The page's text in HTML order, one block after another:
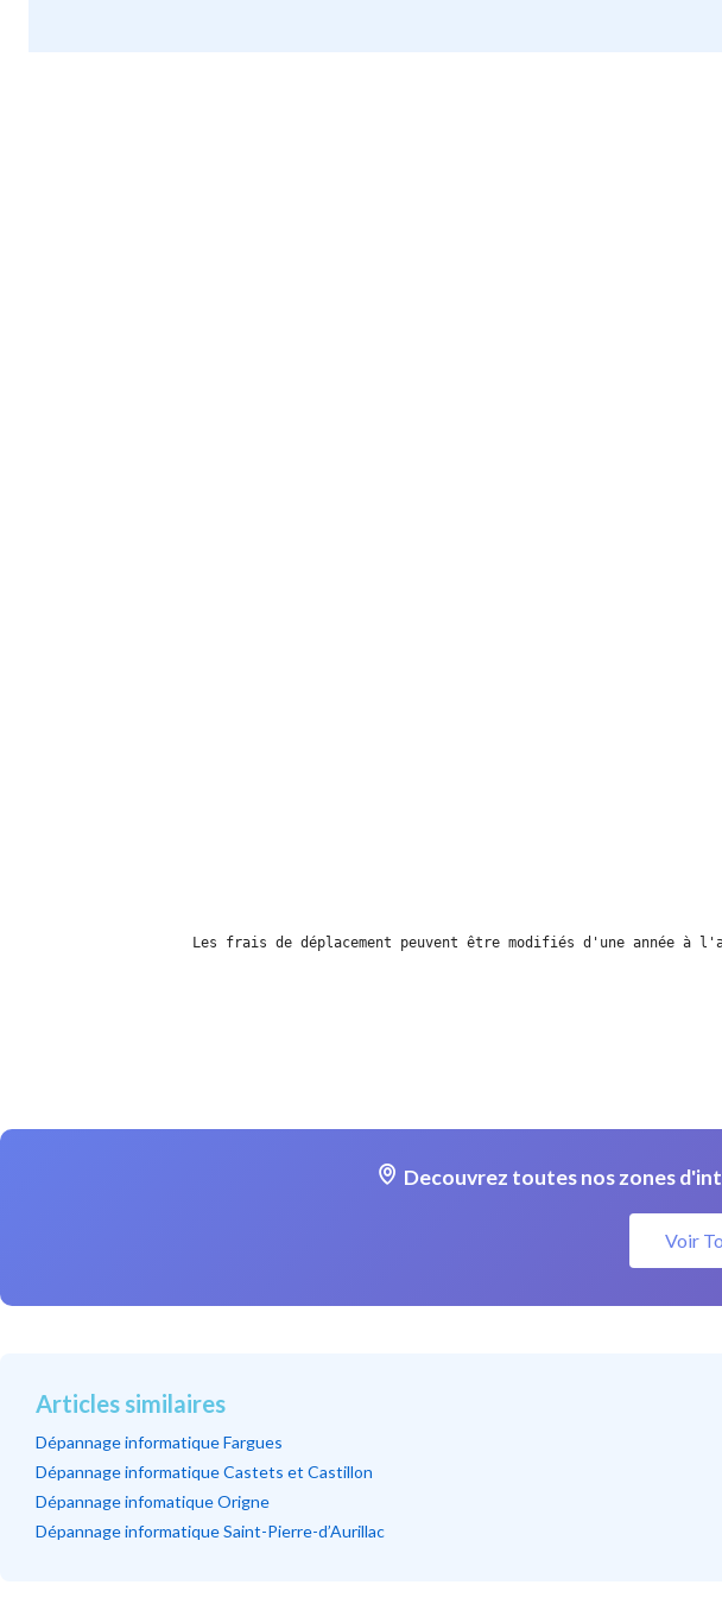
Les frais de déplacement peuvent être modifiés d'une année à
Decouvrez toutes nos zones
Voir
Articles similaires
Dépannage informatique Fargues
Dépannage informatique Castets et Castillon
Dépannage infomatique Origne
Dépannage informatique Saint-Pierre-d’Aurillac